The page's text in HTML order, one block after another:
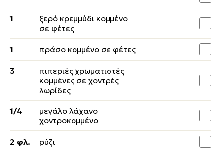
1
ξερό κρεμμύδι κομμένο
σε φέτες
1 πράσο κομμένο σε φέτες
3
πιπεριές χρωματιστές
κομμένες σε χοντρές
λωρίδες
1/4
μεγάλο λάχανο
χοντροκομμένο
2 φλ. ρύζι